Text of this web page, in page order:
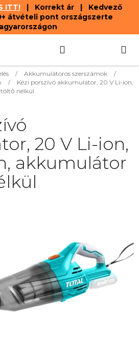
ITT!| Korrekt ár | Kedvező
átvételi pont országszerte
KOSÁR
/ Akkumulátoros szerszámok
/
/
Kézi porszívó akkumulátor, 20 V Li-ion,
nélkül
20 V Li-ion,
akkumulátor